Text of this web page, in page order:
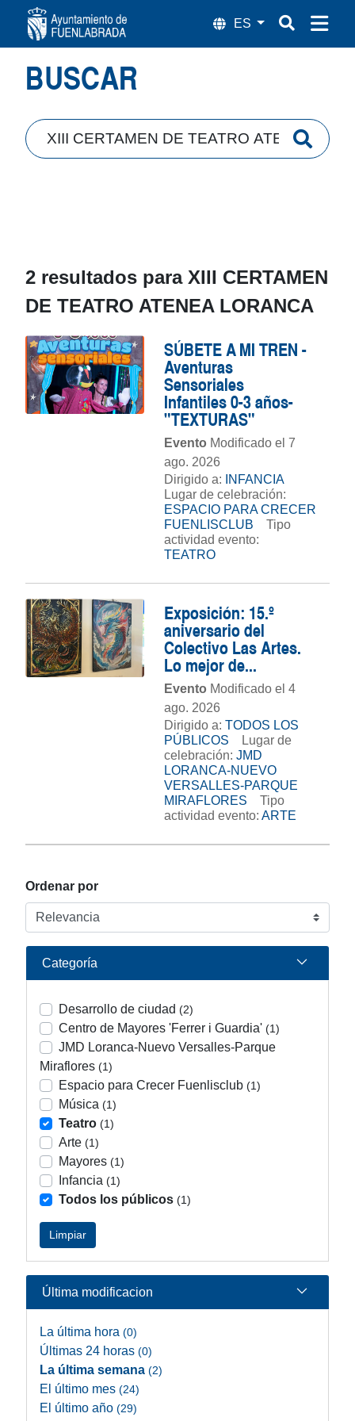
Búsqueda
BUSCAR
Ordenar por
Categoría
Desarrollo de ciudad (2)
Centro de Mayores 'Ferrer i Guardia' (1)
JMD Loranca-Nuevo Versalles-Parque
Miraflores (1)
Espacio para Crecer Fuenlisclub (1)
Música (1)
Teatro (1)
Arte (1)
Mayores (1)
Infancia (1)
Todos los públicos (1)
Limpiar
Última modificacion
La última hora (0)
Últimas 24 horas (0)
La última semana (2)
El último mes (24)
El último año (29)
2 resultados para XIII CERTAMEN
DE TEATRO ATENEA LORANCA
SÚBETE A MI TREN -
Aventuras
Sensoriales
Infantiles 0-3 años-
"TEXTURAS"
Evento Modificado el 7
ago. 2026
Dirigido a:
INFANCIA
Lugar de celebración:
ESPACIO PARA CRECER
FUENLISCLUB
Tipo
actividad evento:
TEATRO
Exposición: 15.º
aniversario del
Colectivo Las Artes.
Lo mejor de...
Evento Modificado el 4
ago. 2026
Dirigido a: TODOS LOS
PÚBLICOS
Lugar de
celebración: JMD
LORANCA-NUEVO
VERSALLES-PARQUE
MIRAFLORES
Tipo
actividad evento: ARTE